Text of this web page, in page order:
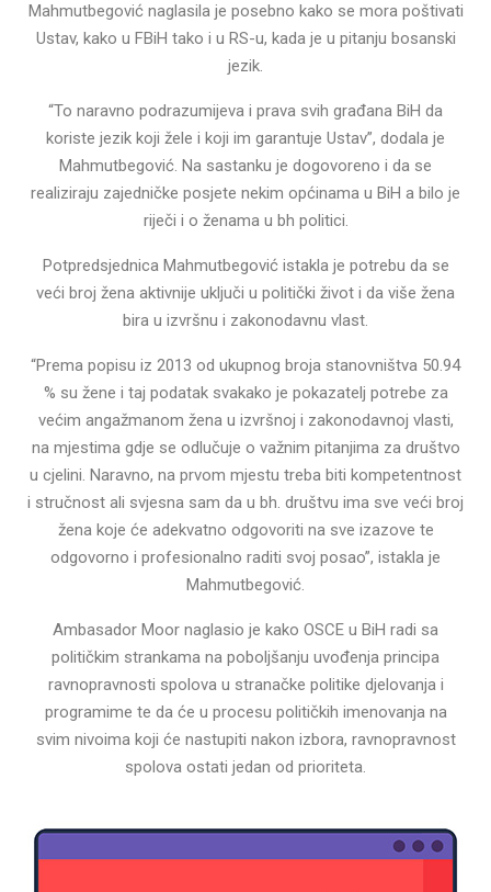
Mahmutbegović naglasila je posebno kako se mora poštivati
Ustav, kako u FBiH tako i u RS-u, kada je u pitanju bosanski
jezik.
“To naravno podrazumijeva i prava svih građana BiH da
koriste jezik koji žele i koji im garantuje Ustav”, dodala je
Mahmutbegović. Na sastanku je dogovoreno i da se
realiziraju zajedničke posjete nekim općinama u BiH a bilo je
riječi i o ženama u bh politici.
Potpredsjednica Mahmutbegović istakla je potrebu da se
veći broj žena aktivnije uključi u politički život i da više žena
bira u izvršnu i zakonodavnu vlast.
“Prema popisu iz 2013 od ukupnog broja stanovništva 50.94
% su žene i taj podatak svakako je pokazatelj potrebe za
većim angažmanom žena u izvršnoj i zakonodavnoj vlasti,
na mjestima gdje se odlučuje o važnim pitanjima za društvo
u cjelini. Naravno, na prvom mjestu treba biti kompetentnost
i stručnost ali svjesna sam da u bh. društvu ima sve veći broj
žena koje će adekvatno odgovoriti na sve izazove te
odgovorno i profesionalno raditi svoj posao”, istakla je
Mahmutbegović.
Ambasador Moor naglasio je kako OSCE u BiH radi sa
političkim strankama na poboljšanju uvođenja principa
ravnopravnosti spolova u stranačke politike djelovanja i
programime te da će u procesu političkih imenovanja na
svim nivoima koji će nastupiti nakon izbora, ravnopravnost
spolova ostati jedan od prioriteta.